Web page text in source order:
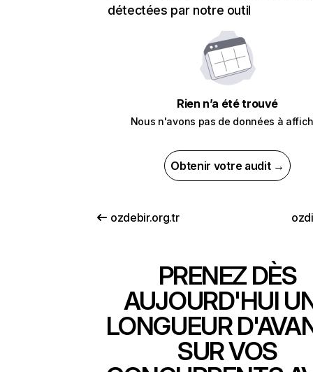
détectées par notre outil
Rien n’a été trouvé
Nous n'avons pas de données à
Obtenir votre audit →
ozdebir.org.tr
PRENEZ DÈS
AUJOURD'HUI
LONGUEUR
SUR VOS